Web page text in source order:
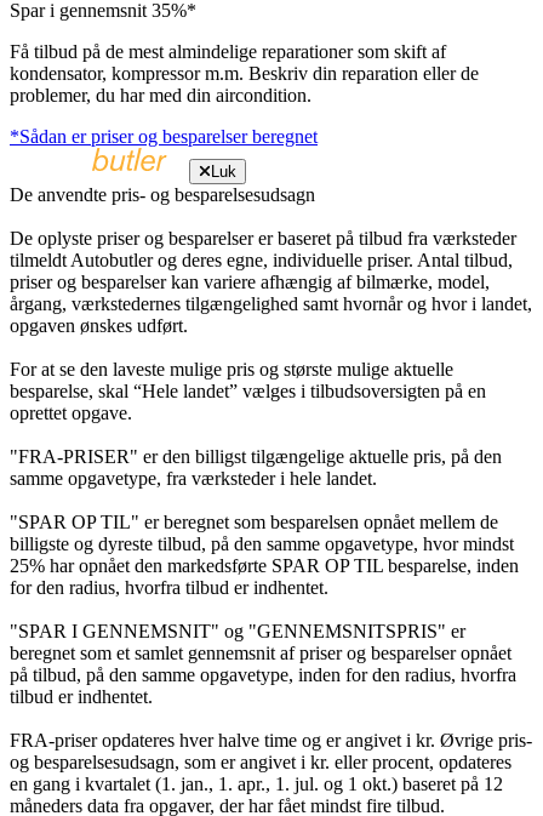
Spar i gennemsnit 35%*
Få tilbud på de mest almindelige reparationer som skift af
kondensator, kompressor m.m. Beskriv din reparation eller de
problemer, du har med din aircondition.
*Sådan er priser og besparelser beregnet
Luk
De anvendte pris- og besparelsesudsagn
De oplyste priser og besparelser er baseret på tilbud fra værksteder
tilmeldt Autobutler og deres egne, individuelle priser. Antal tilbud,
priser og besparelser kan variere afhængig af bilmærke, model,
årgang, værkstedernes tilgængelighed samt hvornår og hvor i landet,
opgaven ønskes udført.
For at se den laveste mulige pris og største mulige aktuelle
besparelse, skal “Hele landet” vælges i tilbudsoversigten på en
oprettet opgave.
"FRA-PRISER" er den billigst tilgængelige aktuelle pris, på den
samme opgavetype, fra værksteder i hele landet.
"SPAR OP TIL" er beregnet som besparelsen opnået mellem de
billigste og dyreste tilbud, på den samme opgavetype, hvor mindst
25% har opnået den markedsførte SPAR OP TIL besparelse, inden
for den radius, hvorfra tilbud er indhentet.
"SPAR I GENNEMSNIT" og "GENNEMSNITSPRIS" er
beregnet som et samlet gennemsnit af priser og besparelser opnået
på tilbud, på den samme opgavetype, inden for den radius, hvorfra
tilbud er indhentet.
FRA-priser opdateres hver halve time og er angivet i kr. Øvrige pris-
og besparelsesudsagn, som er angivet i kr. eller procent, opdateres
en gang i kvartalet (1. jan., 1. apr., 1. jul. og 1 okt.) baseret på 12
måneders data fra opgaver, der har fået mindst fire tilbud.